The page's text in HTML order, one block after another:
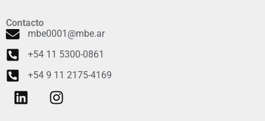
Contacto
mbe0001@mbe.ar
+54 11 5300-0861
+54 9 11 2175-4169